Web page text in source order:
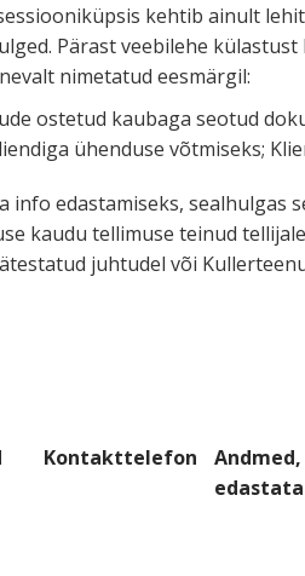
kehtib ainult
Pärast veebilehe
nimetatud eesmärgil:
ostetud kaubaga seotud
ühenduse võtmiseks;
edasta­miseks,
kaudu tellimuse teinud
juhtudel või
Kontakt­te­lefon